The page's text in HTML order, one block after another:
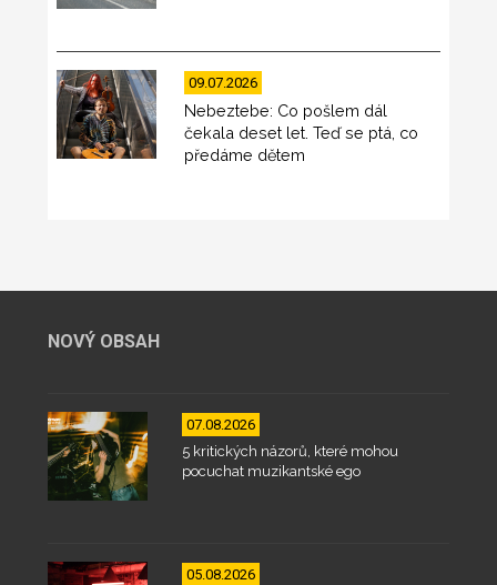
09.07.2026
Nebeztebe: Co pošlem dál
čekala deset let. Teď se ptá, co
předáme dětem
NOVÝ OBSAH
07.08.2026
5 kritických názorů, které mohou
pocuchat muzikantské ego
05.08.2026